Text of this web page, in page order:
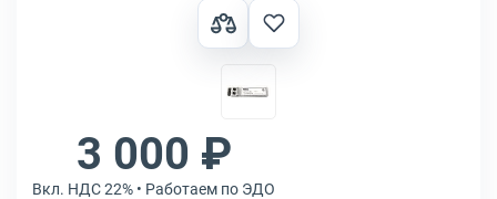
3 000 ₽
Вкл. НДС 22% • Работаем по ЭДО